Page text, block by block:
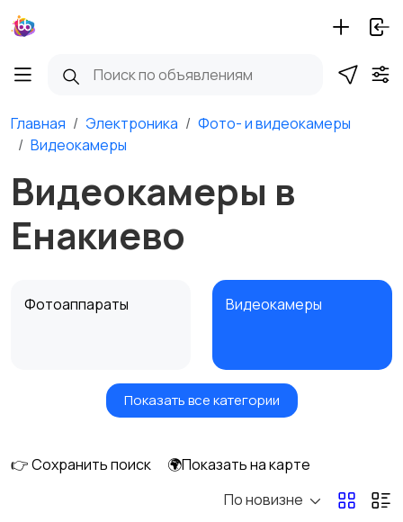
Главная Электроника
Фото- и видеокамеры
Видеокамеры
Видеокамеры в
Енакиево
Фотоаппараты Видеокамеры
Видеонаблюдение Объективы
Аксессуары
Показать все категории
👉 Сохранить поиск
🌍Показать на карте
По новизне